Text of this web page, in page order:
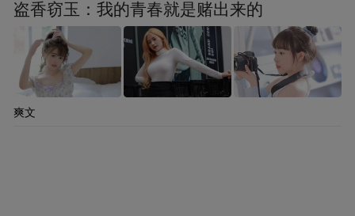
盗香窃玉：我的青春就是赌出来的
爽文